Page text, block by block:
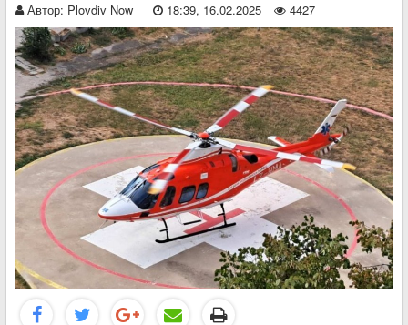
Автор: Plovdiv Now 18:39, 16.02.2025 4427